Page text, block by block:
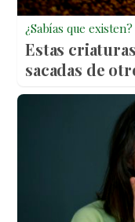
¿Sabías que existen?
Estas
sacadas de